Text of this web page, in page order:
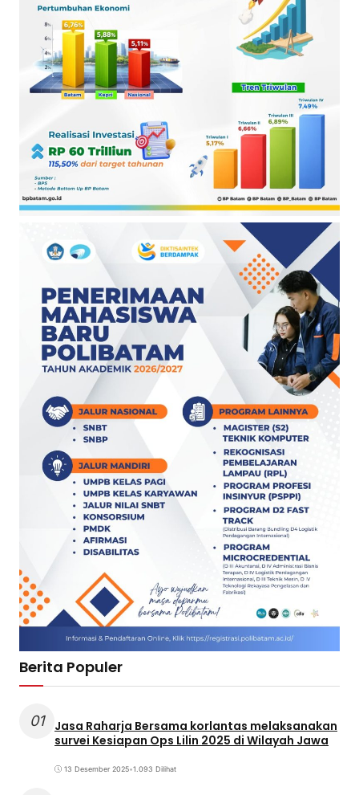
Berita Populer
01
Jasa Raharja Bersama korlantas melaksanakan
survei Kesiapan Ops Lilin 2025 di Wilayah Jawa
13 Desember 2025•1.093 Dilihat